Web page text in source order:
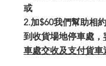
或
2.加$60我們幫助相
到收貨場地停車處，
車處交收及支付貨車